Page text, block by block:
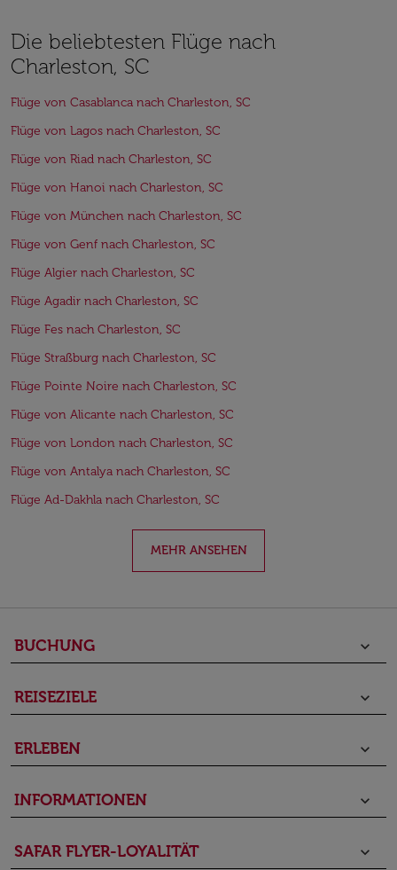
Die beliebtesten Flüge nach
Charleston, SC
Flüge von Casablanca nach Charleston, SC
Flüge von Lagos nach Charleston, SC
Flüge von Riad nach Charleston, SC
Flüge von Hanoi nach Charleston, SC
Flüge von München nach Charleston, SC
Flüge von Genf nach Charleston, SC
Flüge Algier nach Charleston, SC
Flüge Agadir nach Charleston, SC
Flüge Fes nach Charleston, SC
Flüge Straßburg nach Charleston, SC
Flüge Pointe Noire nach Charleston, SC
Flüge von Alicante nach Charleston, SC
Flüge von London nach Charleston, SC
Flüge von Antalya nach Charleston, SC
Flüge Ad-Dakhla nach Charleston, SC
MEHR ANSEHEN
BUCHUNG keyboard_arrow_down
REISEZIELE keyboard_arrow_down
ERLEBEN keyboard_arrow_down
INFORMATIONEN keyboard_arrow_down
SAFAR FLYER-LOYALITÄT keyboard_arrow_down